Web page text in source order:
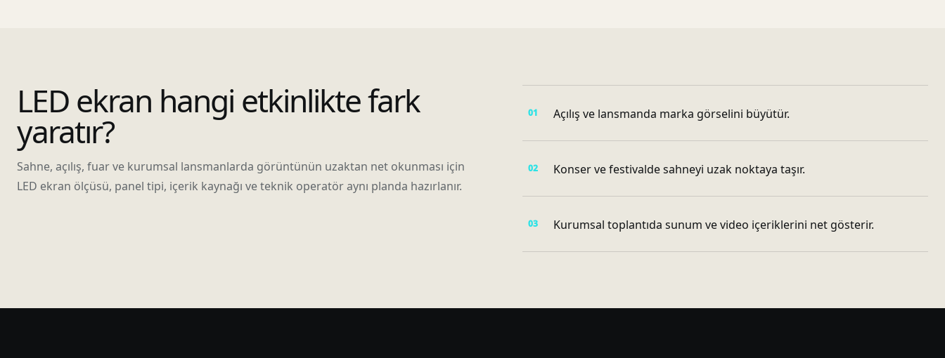
LED ekran hangi etkinlikte fark
yaratır?
Sahne, açılış, fuar ve kurumsal lansmanlarda görüntünün uzaktan net okunması için
LED ekran ölçüsü, panel tipi, içerik kaynağı ve teknik operatör aynı planda hazırlanır.
Açılış ve lansmanda marka görselini büyütür.
Konser ve festivalde sahneyi uzak noktaya taşır.
Kurumsal toplantıda sunum ve video içeriklerini net gösterir.